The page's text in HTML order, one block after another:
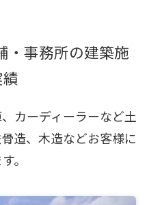
・事務所の建築施
カーディーラーなど土
造、木造などお客様に
。